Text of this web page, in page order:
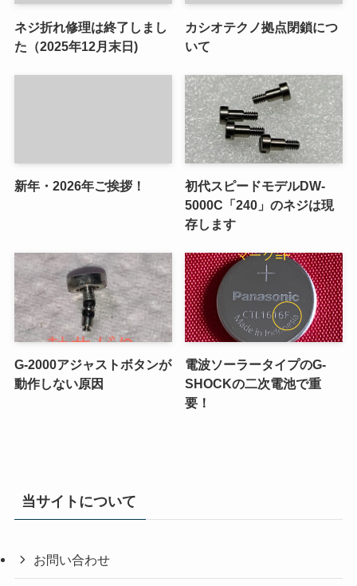
ネジ折れ修理は終了しまし
た（2025年12月末日)
カシオテクノ拠点閉鎖につ
いて
新年・2026年ご挨拶！
初代スピードモデルDW-
5000C「240」のネジは現
存します
G-2000アジャストボタンが
動作しない原因
電波ソーラータイプのG-
SHOCKの二次電池で重
要！
当サイトについて
お問い合わせ